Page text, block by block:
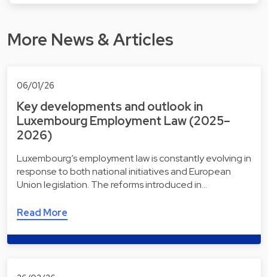
More News & Articles
06/01/26
Key developments and outlook in
Luxembourg Employment Law (2025–
2026)
Luxembourg’s employment law is constantly evolving in
response to both national initiatives and European
Union legislation. The reforms introduced in…
Read More